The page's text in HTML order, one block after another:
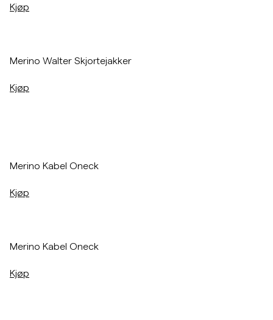
Kjøp
Merino Walter Skjortejakker
Kjøp
Merino Kabel Oneck
Kjøp
Merino Kabel Oneck
Kjøp